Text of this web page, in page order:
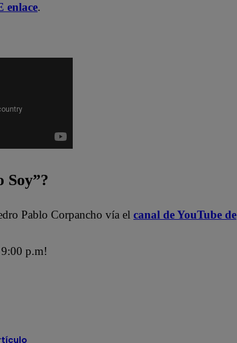
enlace.
Soy”?
Pablo Corpancho vía el canal de YouTube de
p.m!